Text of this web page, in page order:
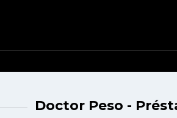
Doctor Peso -